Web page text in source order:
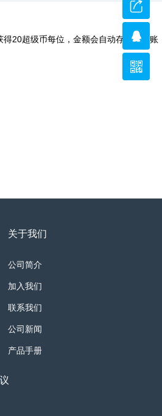
20超级币每位，金额会自动存入您的账
关于我们
公司简介
加入我们
联系我们
公司新闻
产品手册